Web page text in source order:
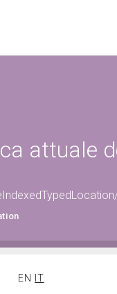
attuale
EN
IT